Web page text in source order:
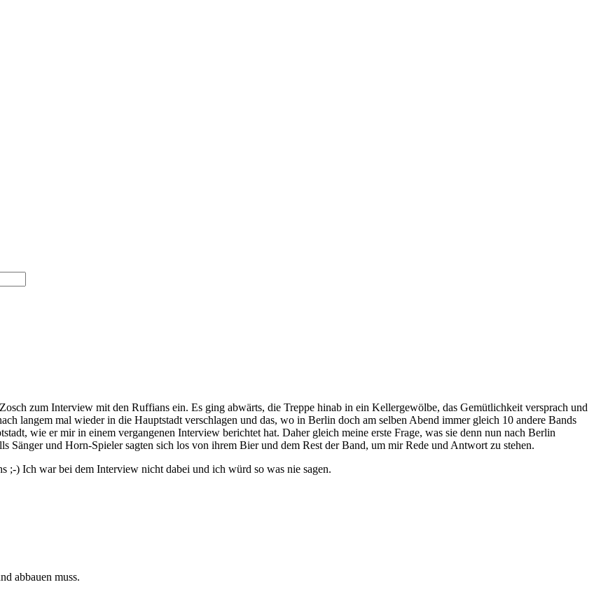
zum Interview mit den Ruffians ein. Es ging abwärts, die Treppe hinab in ein Kellergewölbe, das Gemütlichkeit versprach und
langem mal wieder in die Hauptstadt verschlagen und das, wo in Berlin doch am selben Abend immer gleich 10 andere Bands
wie er mir in einem vergangenen Interview berichtet hat. Daher gleich meine erste Frage, was sie denn nun nach Berlin
Sänger und Horn-Spieler sagten sich los von ihrem Bier und dem Rest der Band, um mir Rede und Antwort zu stehen.
;-) Ich war bei dem Interview nicht dabei und ich würd so was nie sagen.
abbauen muss.